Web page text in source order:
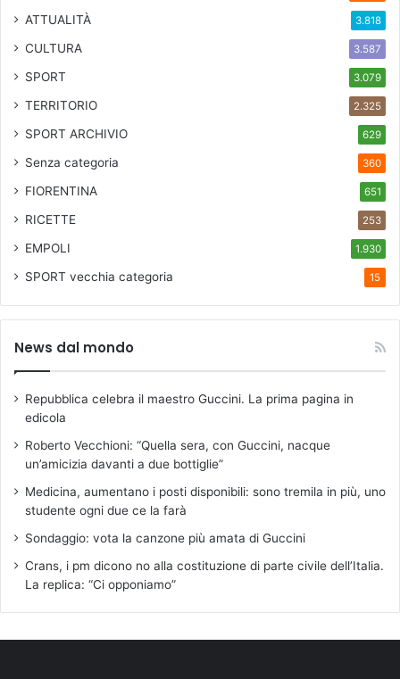
ATTUALITÀ 3.818
CULTURA 3.587
SPORT 3.079
TERRITORIO 2.325
SPORT ARCHIVIO 629
Senza categoria 360
FIORENTINA 651
RICETTE 253
EMPOLI 1.930
SPORT vecchia categoria 15
News dal mondo
Repubblica celebra il maestro Guccini. La prima pagina in
edicola
Roberto Vecchioni: “Quella sera, con Guccini, nacque
un’amicizia davanti a due bottiglie”
Medicina, aumentano i posti disponibili: sono tremila in più, uno
studente ogni due ce la farà
Sondaggio: vota la canzone più amata di Guccini
Crans, i pm dicono no alla costituzione di parte civile dell’Italia.
La replica: “Ci opponiamo”